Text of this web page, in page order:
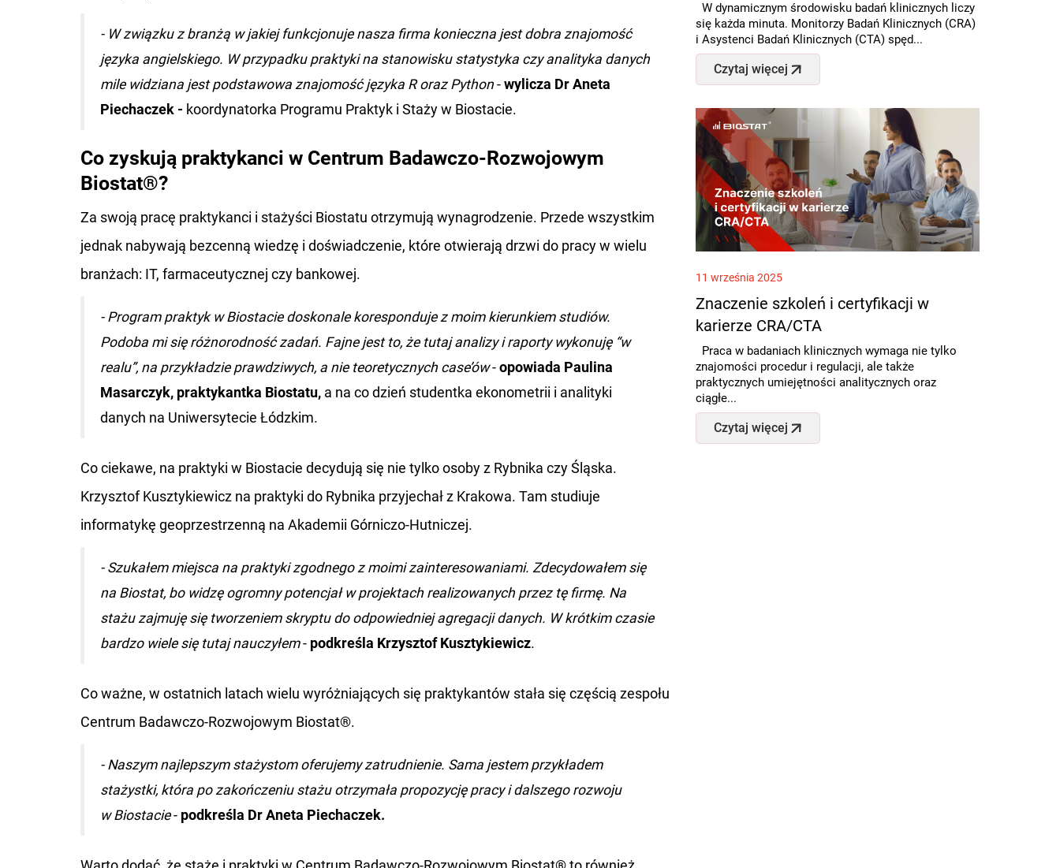
- W związku z branżą w jakiej funkcjonuje nasza firma konieczna jest dobra znajomość
języka angielskiego. W przypadku praktyki na stanowisku statystyka czy analityka danych
mile widziana jest podstawowa znajomość języka R oraz Python- wylicza Dr Aneta
Piechaczek - koordynatorka Programu Praktyk i Staży w Biostacie.
Co zyskują praktykanci w Centrum Badawczo-Rozwojowym
Biostat®?
Za swoją pracę praktykanci i stażyści Biostatu otrzymują wynagrodzenie. Przede wszystkim
jednak nabywają bezcenną wiedzę i doświadczenie, które otwierają drzwi do pracy w wielu
branżach: IT, farmaceutycznej czy bankowej.
- Program praktyk w Biostacie doskonale koresponduje z moim kierunkiem studiów.
Podoba mi się różnorodność zadań. Fajne jest to, że tutaj analizy i raporty wykonuję “w
realu”, na przykładzie prawdziwych, a nie teoretycznych case’ów- opowiada Paulina
Masarczyk, praktykantka Biostatu, a na co dzień studentka ekonometrii i analityki
danych na Uniwersytecie Łódzkim.
Co ciekawe, na praktyki w Biostacie decydują się nie tylko osoby z Rybnika czy Śląska.
Krzysztof Kusztykiewicz na praktyki do Rybnika przyjechał z Krakowa. Tam studiuje
informatykę geoprzestrzenną na Akademii Górniczo-Hutniczej.
- Szukałem miejsca na praktyki zgodnego z moimi zainteresowaniami. Zdecydowałem się
na Biostat, bo widzę ogromny potencjał w projektach realizowanych przez tę firmę. Na
stażu zajmuję się tworzeniem skryptu do odpowiedniej agregacji danych. W krótkim czasie
bardzo wiele się tutaj nauczyłem- podkreśla Krzysztof Kusztykiewicz.
Co ważne, w ostatnich latach wielu wyróżniających się praktykantów stała się częścią zespołu
Centrum Badawczo-Rozwojowym Biostat®.
- Naszym najlepszym stażystom oferujemy zatrudnienie. Sama jestem przykładem
stażystki, która po zakończeniu stażu otrzymała propozycję pracy i dalszego rozwoju
w Biostacie- podkreśla Dr Aneta Piechaczek.
W dynamicznym środowisku badań klinicznych liczy
się każda minuta. Monitorzy Badań Klinicznych (CRA)
i Asystenci Badań Klinicznych (CTA) spęd...
Czytaj więcej
11 września 2025
Znaczenie szkoleń i certyfikacji w
karierze CRA/CTA
Praca w badaniach klinicznych wymaga nie tylko
znajomości procedur i regulacji, ale także
praktycznych umiejętności analitycznych oraz
ciągłe...
Czytaj więcej